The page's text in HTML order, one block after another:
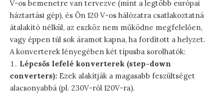
V-os bemenetre van tervezve (mint a legtöbb európai
háztartási gép), és Ön 120 V-os hálózatra csatlakoztatná
átalakító nélkül, az eszköz nem működne megfelelően,
vagy éppen túl sok áramot kapna, ha fordított a helyzet.
A konverterek lényegében két típusba sorolhatók:
Lépcsős lefelé konverterek (step-down
converters): Ezek alakítják a magasabb feszültséget
alacsonyabbá (pl. 230V-ról 120V-ra).